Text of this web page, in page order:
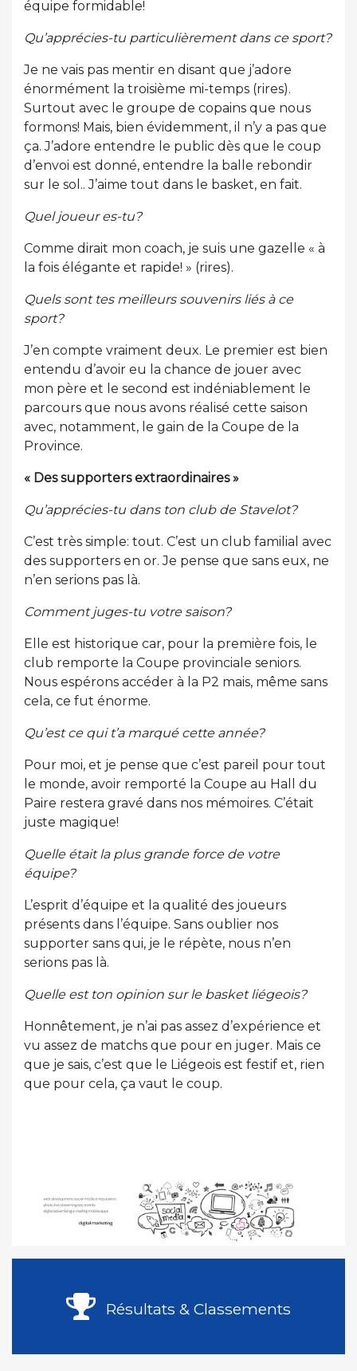
équipe formidable!
Qu’apprécies-tu particulièrement dans ce sport?
Je ne vais pas mentir en disant que j’adore
énormément la troisième mi-temps (rires).
Surtout avec le groupe de copains que nous
formons! Mais, bien évidemment, il n’y a pas que
ça. J’adore entendre le public dès que le coup
d’envoi est donné, entendre la balle rebondir
sur le sol.. J’aime tout dans le basket, en fait.
Quel joueur es-tu?
Comme dirait mon coach, je suis une gazelle « à
la fois élégante et rapide! » (rires).
Quels sont tes meilleurs souvenirs liés à ce
sport?
J’en compte vraiment deux. Le premier est bien
entendu d’avoir eu la chance de jouer avec
mon père et le second est indéniablement le
parcours que nous avons réalisé cette saison
avec, notamment, le gain de la Coupe de la
Province.
« Des supporters extraordinaires »
Qu’apprécies-tu dans ton club de Stavelot?
C’est très simple: tout. C’est un club familial avec
des supporters en or. Je pense que sans eux, ne
n’en serions pas là.
Comment juges-tu votre saison?
Elle est historique car, pour la première fois, le
club remporte la Coupe provinciale seniors.
Nous espérons accéder à la P2 mais, même sans
cela, ce fut énorme.
Qu’est ce qui t’a marqué cette année?
Pour moi, et je pense que c’est pareil pour tout
le monde, avoir remporté la Coupe au Hall du
Paire restera gravé dans nos mémoires. C’était
juste magique!
Quelle était la plus grande force de votre
équipe?
L’esprit d’équipe et la qualité des joueurs
présents dans l’équipe. Sans oublier nos
supporter sans qui, je le répète, nous n’en
serions pas là.
Quelle est ton opinion sur le basket liégeois?
Honnêtement, je n’ai pas assez d’expérience et
vu assez de matchs que pour en juger. Mais ce
que je sais, c’est que le Liégeois est festif et, rien
que pour cela, ça vaut le coup.
Résultats & Classements